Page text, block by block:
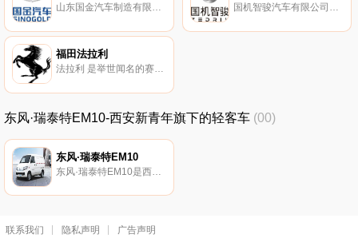
山东国金汽车制造有限公司，于2016年01月13日在淄博市工商行政管理局高新区分局登记成立。 国机智骏汽车有限公司（以下简称‘国机智骏’）成立于2017年 注册资本8亿元。
福田法拉利
法拉利 是举世闻名的赛车和运动跑车的生产厂家，总部位于意大利马拉内罗（Maranello）。
东风·瑞泰特EM10-西安新青年旗下的轻客车 (00)
东风·瑞泰特EM10
东风·瑞泰特EM10是西安新青年旗下的轻客车。
联系我们 隐私声明 广告声明